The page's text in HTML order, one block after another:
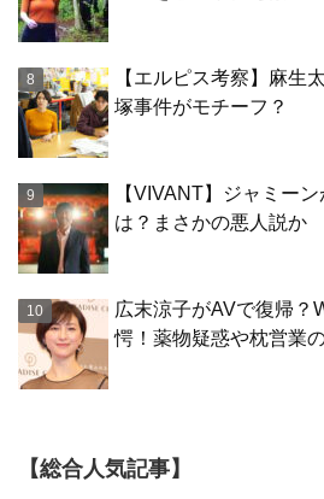
【エルピス考察】麻生
塚事件がモチーフ？
【VIVANT】ジャミー
は？まさかの悪人説か
広末涼子がAVで復帰？
愕！薬物疑惑や枕営業
【総合人気記事】